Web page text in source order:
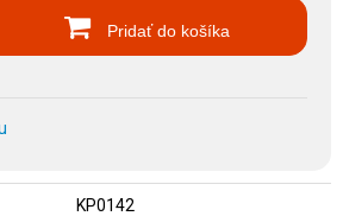
Pridať do košíka
KP0142